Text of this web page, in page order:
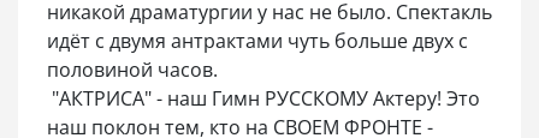
никакой драматургии у нас не было. Спектакль
идёт с двумя антрактами чуть больше двух с
половиной часов.
"АКТРИСА" - наш Гимн РУССКОМУ Актеру! Это
наш поклон тем, кто на СВОЕМ ФРОНТЕ -